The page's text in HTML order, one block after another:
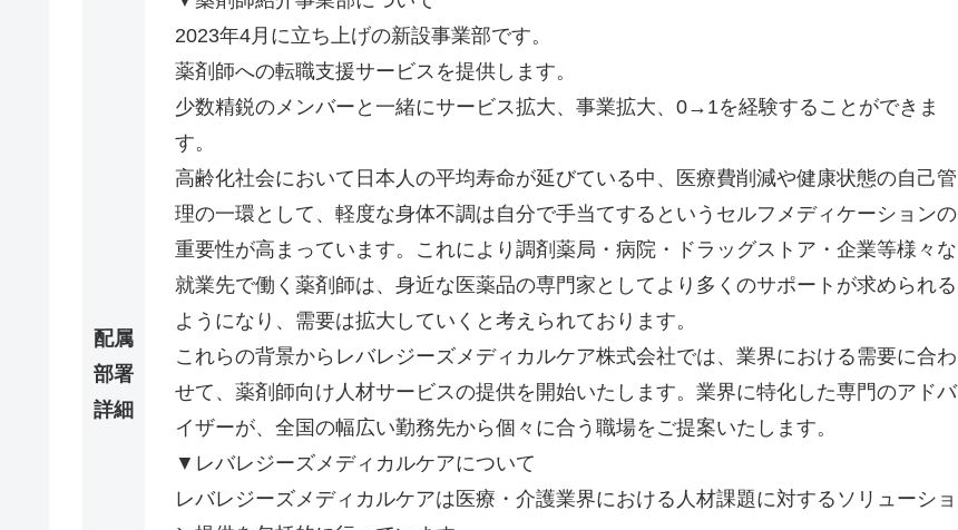
配属
部署
詳細
2023年4月に立ち上げの新設事業部です。
薬剤師への転職支援サービスを提供します。
少数精鋭のメンバーと一緒にサービス拡大、事業拡大、0→1を経験することができま
す。
高齢化社会において日本人の平均寿命が延びている中、医療費削減や健康状態の自己管
理の一環として、軽度な身体不調は自分で手当てするというセルフメディケーションの
重要性が高まっています。これにより調剤薬局・病院・ドラッグストア・企業等様々な
就業先で働く薬剤師は、身近な医薬品の専門家としてより多くのサポートが求められる
ようになり、需要は拡大していくと考えられております。
これらの背景からレバレジーズメディカルケア株式会社では、業界における需要に合わ
せて、薬剤師向け人材サービスの提供を開始いたします。業界に特化した専門のアドバ
イザーが、全国の幅広い勤務先から個々に合う職場をご提案いたします。
▼レバレジーズメディカルケアについて
レバレジーズメディカルケアは医療・介護業界における人材課題に対するソリューショ